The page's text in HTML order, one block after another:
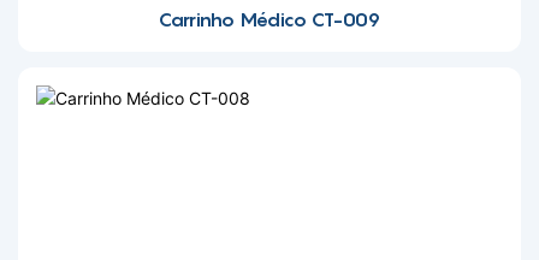
Carrinho Médico CT-009